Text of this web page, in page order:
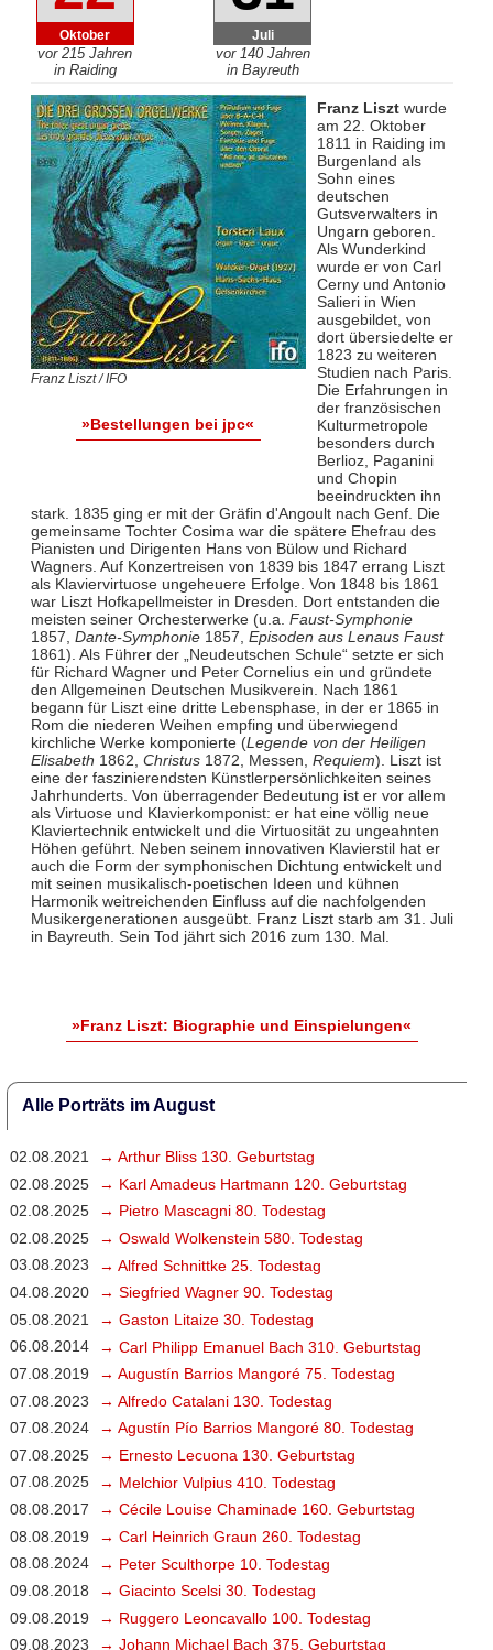
Oktober
vor 215 Jahren
in Raiding
Juli
vor 140 Jahren
in Bayreuth
Franz Liszt / IFO
»Bestellungen bei jpc«
Franz Lisztwurde
am 22. Oktober
1811 in Raiding im
Burgenland als
Sohn eines
deutschen
Gutsverwalters in
Ungarn geboren.
Als Wunderkind
wurde er von Carl
Cerny und Antonio
Salieri in Wien
ausgebildet, von
dort übersiedelte er
1823 zu weiteren
Studien nach Paris.
Die Erfahrungen in
der französischen
Kulturmetropole
besonders durch
Berlioz, Paganini
und Chopin
beeindruckten ihn
stark. 1835 ging er mit der Gräfin d'Angoult nach Genf. Die
gemeinsame Tochter Cosima war die spätere Ehefrau des
Pianisten und Dirigenten Hans von Bülow und Richard
Wagners. Auf Konzertreisen von 1839 bis 1847 errang Liszt
als Klaviervirtuose ungeheuere Erfolge. Von 1848 bis 1861
war Liszt Hofkapellmeister in Dresden. Dort entstanden die
meisten seiner Orchesterwerke (u.a. Faust-Symphonie
1857, Dante-Symphonie1857, Episoden aus Lenaus Faust
1861). Als Führer der „Neudeutschen Schule“ setzte er sich
für Richard Wagner und Peter Cornelius ein und gründete
den Allgemeinen Deutschen Musikverein. Nach 1861
begann für Liszt eine dritte Lebensphase, in der er 1865 in
Rom die niederen Weihen empfing und überwiegend
kirchliche Werke komponierte (Legende von der Heiligen
Elisabeth 1862, Christus1872, Messen, Requiem). Liszt ist
eine der faszinierendsten Künstlerpersönlichkeiten seines
Jahrhunderts. Von überragender Bedeutung ist er vor allem
als Virtuose und Klavierkomponist: er hat eine völlig neue
Klaviertechnik entwickelt und die Virtuosität zu ungeahnten
Höhen geführt. Neben seinem innovativen Klavierstil hat er
auch die Form der symphonischen Dichtung entwickelt und
mit seinen musikalisch-poetischen Ideen und kühnen
Harmonik weitreichenden Einfluss auf die nachfolgenden
Musikergenerationen ausgeübt. Franz Liszt starb am 31. Juli
in Bayreuth. Sein Tod jährt sich 2016 zum 130. Mal.
»Franz Liszt: Biographie und Einspielungen«
Alle Porträts im August
02.08.2021
→ Arthur Bliss 130. Geburtstag
02.08.2025
→ Karl Amadeus Hartmann 120. Geburtstag
02.08.2025
→ Pietro Mascagni 80. Todestag
02.08.2025
→ Oswald Wolkenstein 580. Todestag
03.08.2023
→ Alfred Schnittke 25. Todestag
04.08.2020
→ Siegfried Wagner 90. Todestag
05.08.2021
→ Gaston Litaize 30. Todestag
06.08.2014
→ Carl Philipp Emanuel Bach 310. Geburtstag
07.08.2019
→ Augustín Barrios Mangoré 75. Todestag
07.08.2023
→ Alfredo Catalani 130. Todestag
07.08.2024
→ Agustín Pío Barrios Mangoré 80. Todestag
07.08.2025
→ Ernesto Lecuona 130. Geburtstag
07.08.2025
→ Melchior Vulpius 410. Todestag
08.08.2017
→ Cécile Louise Chaminade 160. Geburtstag
08.08.2019
→ Carl Heinrich Graun 260. Todestag
08.08.2024
→ Peter Sculthorpe 10. Todestag
09.08.2018
→ Giacinto Scelsi 30. Todestag
09.08.2019
→ Ruggero Leoncavallo 100. Todestag
09.08.2023
→ Johann Michael Bach 375. Geburtstag